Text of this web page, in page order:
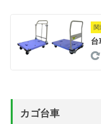
関
台
カゴ台車